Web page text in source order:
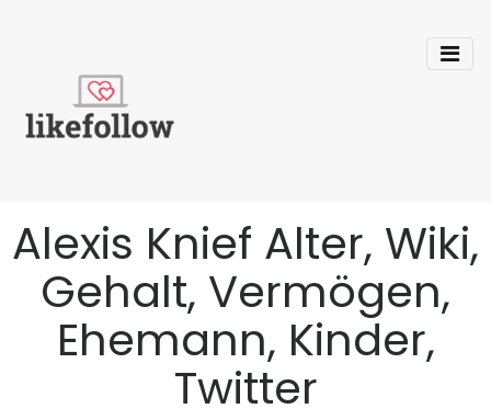
Alexis Knief Alter, Wiki,
Gehalt, Vermögen,
Ehemann, Kinder,
Twitter